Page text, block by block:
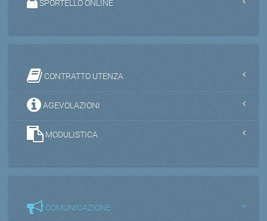
SPORTELLO ONLINE
CONTRATTO UTENZA
AGEVOLAZIONI
MODULISTICA
COMUNICAZIONE